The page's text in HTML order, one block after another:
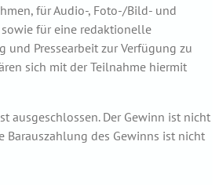
für Audio-, Foto-/Bild- und
für eine redaktionelle
und Pressearbeit zur Verfügung zu
sich mit der Teilnahme hiermit
ausgeschlossen. Der Gewinn ist nicht
Barauszahlung des Gewinns ist nicht